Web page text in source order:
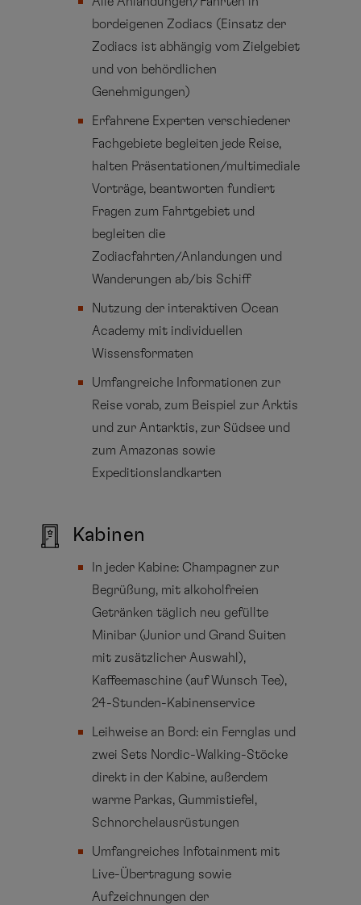
bordeigenen Zodiacs (Einsatz der
Zodiacs ist abhängig vom Zielgebiet
und von behördlichen
Genehmigungen)
Erfahrene Experten verschiedener
Fachgebiete begleiten jede Reise,
halten Präsentationen/multimediale
Vorträge, beantworten fundiert
Fragen zum Fahrtgebiet und
begleiten die
Zodiacfahrten/Anlandungen und
Wanderungen ab/bis Schiff
Nutzung der interaktiven Ocean
Academy mit individuellen
Wissensformaten
Umfangreiche Informationen zur
Reise vorab, zum Beispiel zur Arktis
und zur Antarktis, zur Südsee und
zum Amazonas sowie
Expeditionslandkarten
Kabinen
In jeder Kabine: Champagner zur
Begrüßung, mit alkoholfreien
Getränken täglich neu gefüllte
Minibar (Junior und Grand Suiten
mit zusätzlicher Auswahl),
Kaffeemaschine (auf Wunsch Tee),
24-Stunden-Kabinenservice
Leihweise an Bord: ein Fernglas und
zwei Sets Nordic-Walking-Stöcke
direkt in der Kabine, außerdem
warme Parkas, Gummistiefel,
Schnorchelausrüstungen
Umfangreiches Infotainment mit
Live-Übertragung sowie
Aufzeichnungen der